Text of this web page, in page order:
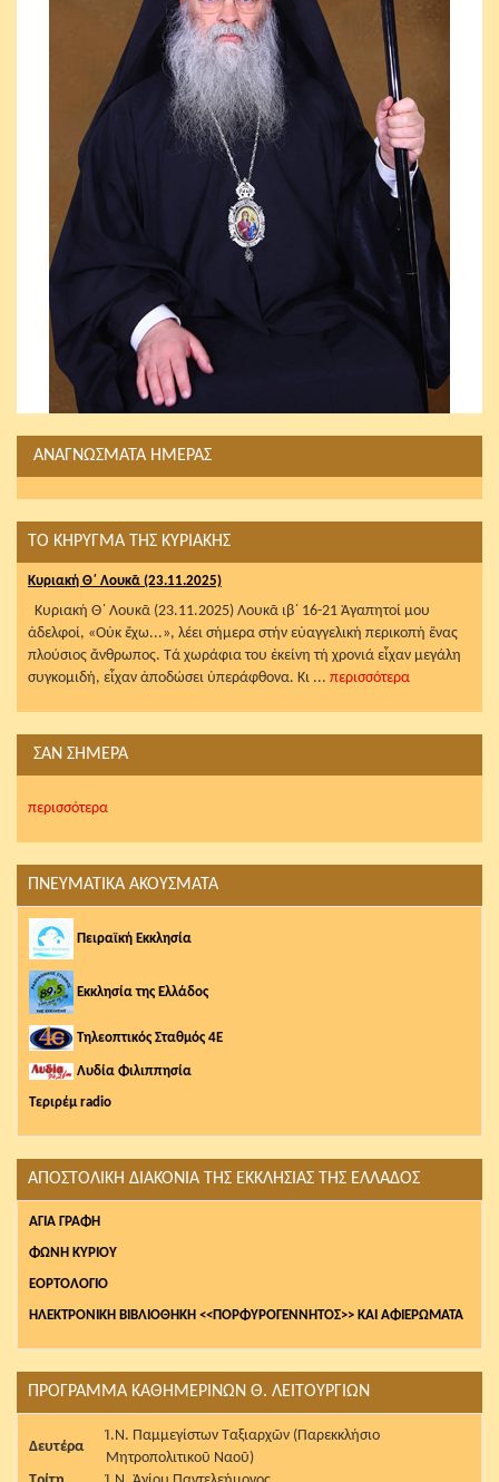
ΑΝΑΓΝΩΣΜΑΤΑ ΗΜΕΡΑΣ
ΤΟ ΚΗΡΥΓΜΑ ΤΗΣ ΚΥΡΙΑΚΗΣ
Κυριακή Θ΄ Λουκᾶ (23.11.2025)
Κυριακή Θ΄ Λουκᾶ (23.11.2025) Λουκᾶ ιβ΄ 16-21 Ἀγαπητοί μου
ἀδελφοί, «Οὐκ ἔχω...», λέει σήμερα στήν εὐαγγελική περικοπή ἕνας
πλούσιος ἄνθρωπος. Τά χωράφια του ἐκείνη τή χρονιά εἶχαν μεγάλη
συγκομιδή, εἶχαν ἀποδώσει ὑπεράφθονα. Κι ... περισσότερα
ΣΑΝ ΣΗΜΕΡΑ
περισσότερα
ΠΝΕΥΜΑΤΙΚΑ ΑΚΟΥΣΜΑΤΑ
Πειραϊκή Εκκλησία
Εκκλησία της Ελλάδος
Τηλεοπτικός Σταθμός 4Ε
Λυδία Φιλιππησία
Τεριρέμ radio
ΑΠΟΣΤΟΛΙΚΗ ΔΙΑΚΟΝΙΑ ΤΗΣ ΕΚΚΛΗΣΙΑΣ ΤΗΣ ΕΛΛΑΔΟΣ
AΓΙΑ ΓΡΑΦΗ
ΦΩΝΗ ΚΥΡΙΟΥ
ΕΟΡΤΟΛΟΓΙΟ
ΗΛΕΚΤΡΟΝΙΚΗ ΒΙΒΛΙΟΘΗΚΗ <<ΠΟΡΦΥΡΟΓΕΝΝΗΤΟΣ>> ΚΑΙ ΑΦΙΕΡΩΜΑΤΑ
ΠΡΟΓΡΑΜΜΑ ΚΑΘΗΜΕΡΙΝΩΝ Θ. ΛΕΙΤΟΥΡΓΙΩΝ
Δευτέρα
Ἱ.Ν. Παμμεγίστων Ταξιαρχῶν (Παρεκκλήσιο
Μητροπολιτικοῦ Ναοῦ)